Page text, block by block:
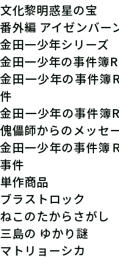
文化黎明惑星の宝
番外編 アイゼンバー
金田一少年シリーズ
金田一少年の事件簿
金田一少年の事件簿
件
金田一少年の事件簿
傀儡師からのメッセ
金田一少年の事件簿
事件
単作商品
ブラストロック
ねこのたからさがし
三島の ゆかり謎
マトリョーシカ